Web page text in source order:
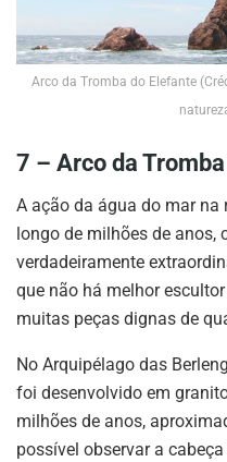
Arco da Tromba do Elefante
7 – Arco da
A ação da água do mar na
longo de milhões de anos,
verdadeiramente
que não há melhor
muitas peças dignas de
No Arquipélago das
foi desenvolvido em
milhões de anos,
possível observar a